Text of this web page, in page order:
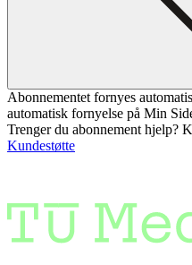
Abonnementet fornyes
automatisk fornyelse på Min
Trenger du abonnement hjelp?
Kundestøtte